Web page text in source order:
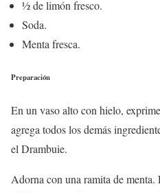
½ de limón fresco.
Soda.
Menta fresca.
Preparación
En un vaso alto con hielo,
agrega todos los demás
el Drambuie.
Adorna con una ramita de